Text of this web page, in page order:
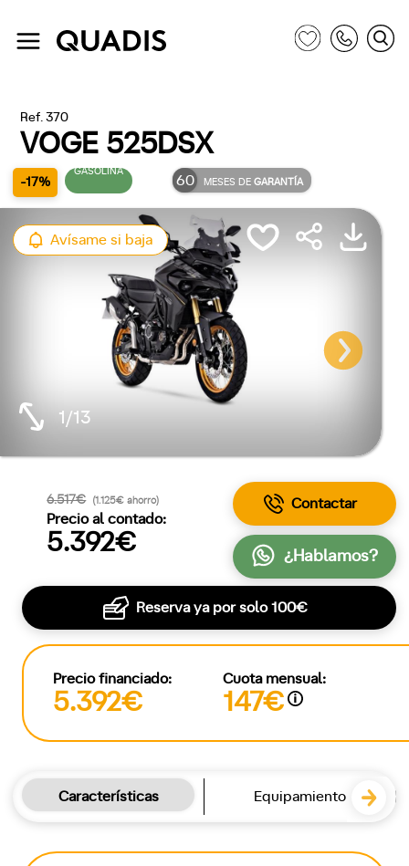
Ref. 370
VOGE 525DSX
-17%
GASOLINA
60 MESES DEGARANTÍA
Avísame si baja
1/13
6.517€ (1.125€ ahorro)
Precio al contado:
5.392€
Contactar
¿Hablamos?
Reserva ya por solo100€
Precio financiado:
5.392€
Cuota mensual:
147€
Características Equipamiento